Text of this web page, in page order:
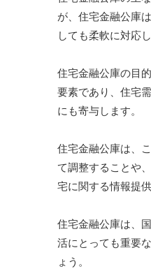
が、住宅金融公庫
しても柔軟に対応
住宅金融公庫の目
要素であり、住宅
にも寄与します。
住宅金融公庫は、
て調整することや
宅に関する情報提
住宅金融公庫は、
活にとっても重要
ょう。